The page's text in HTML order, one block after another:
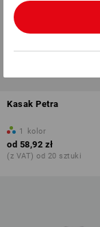
Kasak Petra
1 kolor
od 58,92 zł
(z VAT) od 20 sztuki